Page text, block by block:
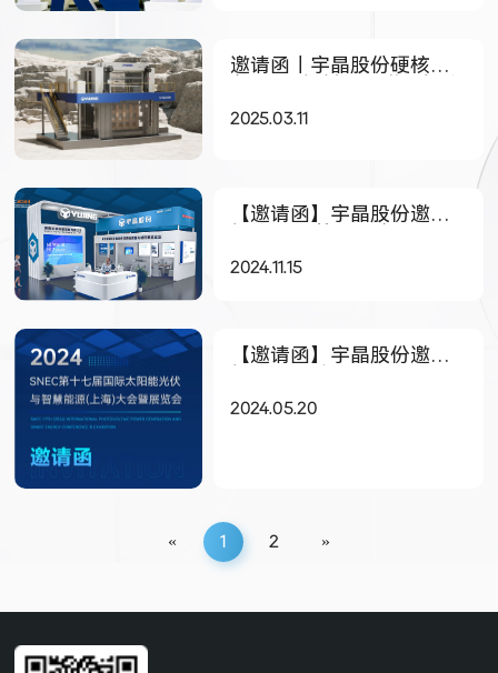
邀请函｜宇晶股份硬核设
2025.03.11
【邀请函】宇晶股份邀您
2024.11.15
【邀请函】宇晶股份邀您
2024.05.20
« 1 2 »